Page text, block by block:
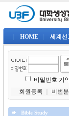
HOME 세계선
비밀번호 기억
회원등록
비번
Bible Study